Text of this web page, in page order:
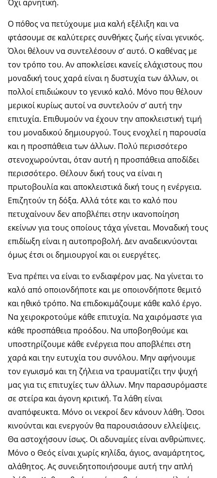
Όχι αρνητική.
Ο πόθος να πετύχουμε μια καλή εξέλιξη και να
φτάσουμε σε καλύτερες συνθήκες ζωής είναι γενικός.
Όλοι θέλουν να συντελέσουν σ’ αυτό. Ο καθένας με
τον τρόπο του. Αν αποκλείσει κανείς ελάχιστους που
μοναδική τους χαρά είναι η δυστυχία των άλλων, οι
πολλοί επιδιώκουν το γενικό καλό. Μόνο που θέλουν
μερικοί κυρίως αυτοί να συντελούν σ’ αυτή την
επιτυχία. Επιθυμούν να έχουν την αποκλειστική τιμή
του μοναδικού δημιουργού. Τους ενοχλεί η παρουσία
και η προσπάθεια των άλλων. Πολύ περισσότερο
στενοχωρούνται, όταν αυτή η προσπάθεια αποδίδει
περισσότερο. Θέλουν δική τους να είναι η
πρωτοβουλία και αποκλειστικά δική τους η ενέργεια.
Επιζητούν τη δόξα. Αλλά τότε και το καλό που
πετυχαίνουν δεν αποβλέπει στην ικανοποίηση
εκείνων για τους οποίους τάχα γίνεται. Μοναδική τους
επιδίωξη είναι η αυτοπροβολή. Δεν αναδεικνύονται
όμως έτσι οι δημιουργοί και οι ευεργέτες.
Ένα πρέπει να είναι το ενδιαφέρον μας. Να γίνεται το
καλό από οποιονδήποτε και με οποιονδήποτε θεμιτό
και ηθικό τρόπο. Να επιδοκιμάζουμε κάθε καλό έργο.
Να χειροκροτούμε κάθε επιτυχία. Να χαιρόμαστε για
κάθε προσπάθεια προόδου. Να υποβοηθούμε και
υποστηρίζουμε κάθε ενέργεια που αποβλέπει στη
χαρά και την ευτυχία του συνόλου. Μην αφήνουμε
τον εγωισμό και τη ζήλεια να τραυματίζει την ψυχή
μας για τις επιτυχίες των άλλων. Μην παρασυρόμαστε
σε στείρα και άγονη κριτική. Τα λάθη είναι
αναπόφευκτα. Μόνο οι νεκροί δεν κάνουν λάθη. Όσοι
κινούνται και ενεργούν θα παρουσιάσουν ελλείψεις.
Θα αστοχήσουν ίσως. Οι αδυναμίες είναι ανθρώπινες.
Μόνο ο Θεός είναι χωρίς κηλίδα, άγιος, αναμάρτητος,
αλάθητος. Ας συνειδητοποιήσουμε αυτή την απλή